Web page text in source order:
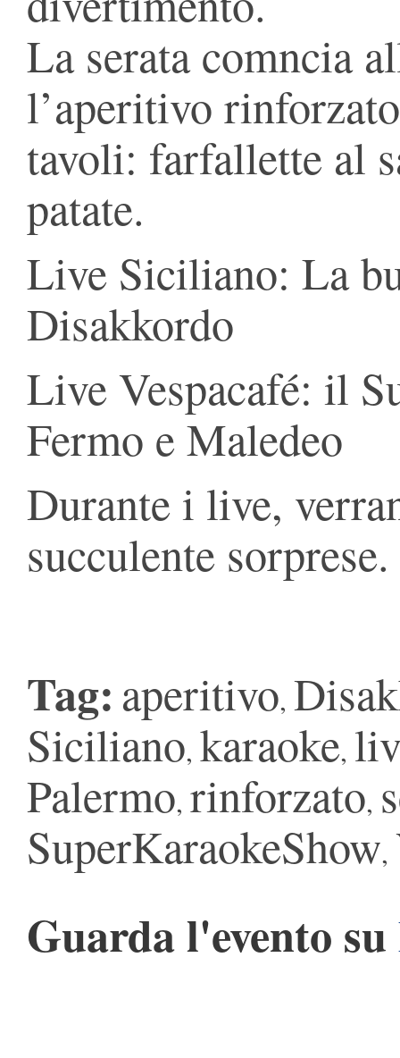
La serata comncia
l’aperitivo
tavoli: farfallette al
patate.
Live Siciliano: La
Disakkordo
Live Vespacafé: il
Fermo e Maledeo
Durante i live,
succulente sorprese.
Tag: aperitivo,
Siciliano, karaoke,
Palermo, rinforzato,
SuperKaraokeShow,
Guarda l'evento su